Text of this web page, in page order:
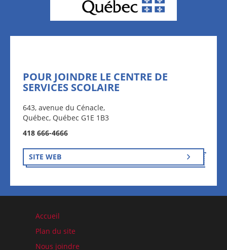
POUR JOINDRE LE CENTRE DE
SERVICES SCOLAIRE
643, avenue du Cénacle,
Québec, Québec G1E 1B3
418 666-4666
SITE WEB
Accueil
Plan du site
Nous joindre